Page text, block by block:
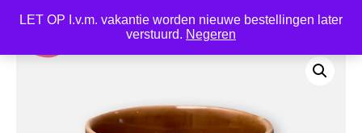
LET OP I.v.m. vakantie worden nieuwe bestellingen later
verstuurd. Negeren